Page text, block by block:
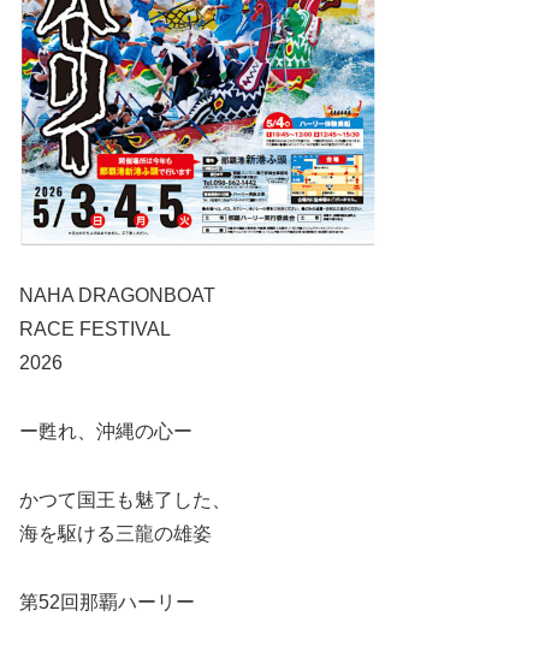
NAHA DRAGONBOAT
RACE FESTIVAL
2026
ー甦れ、沖縄の心ー
かつて国王も魅了した、
海を駆ける三龍の雄姿
第52回那覇ハーリー